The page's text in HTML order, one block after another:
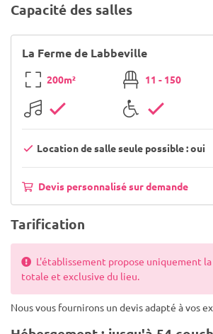
Capacité des salles
La Ferme de Labbeville
200m² 11 - 150
Location de salle seule possible : oui
Devis personnalisé sur demande
Tarification
L'établissement propose uniquement
totale et exclusive du lieu.
Nous vous fournirons un devis adapté à vos